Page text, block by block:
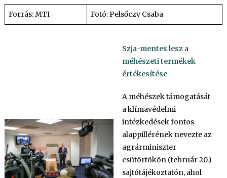
Forrás: MTI Fotó: Pelsőczy Csaba
Szja-mentes lesz a
méhészeti termékek
értékesítése
A méhészek támogatását
a klímavédelmi
intézkedések fontos
alappillérének nevezte az
agrárminiszter
csütörtökön (február 20.)
sajtótájékoztatón, ahol